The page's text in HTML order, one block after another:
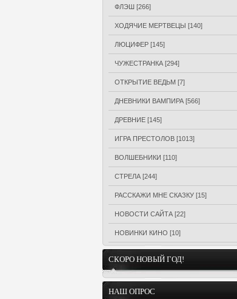
ФЛЭШ [266]
ХОДЯЧИЕ МЕРТВЕЦЫ [140]
ЛЮЦИФЕР [145]
ЧУЖЕСТРАНКА [294]
ОТКРЫТИЕ ВЕДЬМ [7]
ДНЕВНИКИ ВАМПИРА [566]
ДРЕВНИЕ [145]
ИГРА ПРЕСТОЛОВ [1013]
ВОЛШЕБНИКИ [110]
СТРЕЛА [244]
РАССКАЖИ МНЕ СКАЗКУ [15]
НОВОСТИ САЙТА [22]
НОВИНКИ КИНО [10]
СКОРО НОВЫЙ ГОД!
НАШ ОПРОС